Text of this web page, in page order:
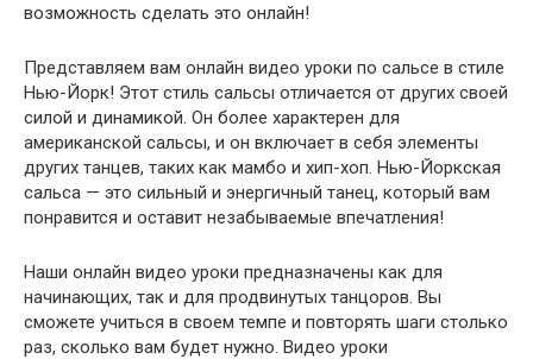
возможность сделать это онлайн!
Представляем вам онлайн видео уроки по сальсе в стиле
Нью-Йорк! Этот стиль сальсы отличается от других своей
силой и динамикой. Он более характерен для
американской сальсы, и он включает в себя элементы
других танцев, таких как мамбо и хип-хоп. Нью-Йоркская
сальса — это сильный и энергичный танец, который вам
понравится и оставит незабываемые впечатления!
Наши онлайн видео уроки предназначены как для
начинающих, так и для продвинутых танцоров. Вы
сможете учиться в своем темпе и повторять шаги столько
раз, сколько вам будет нужно. Видео уроки